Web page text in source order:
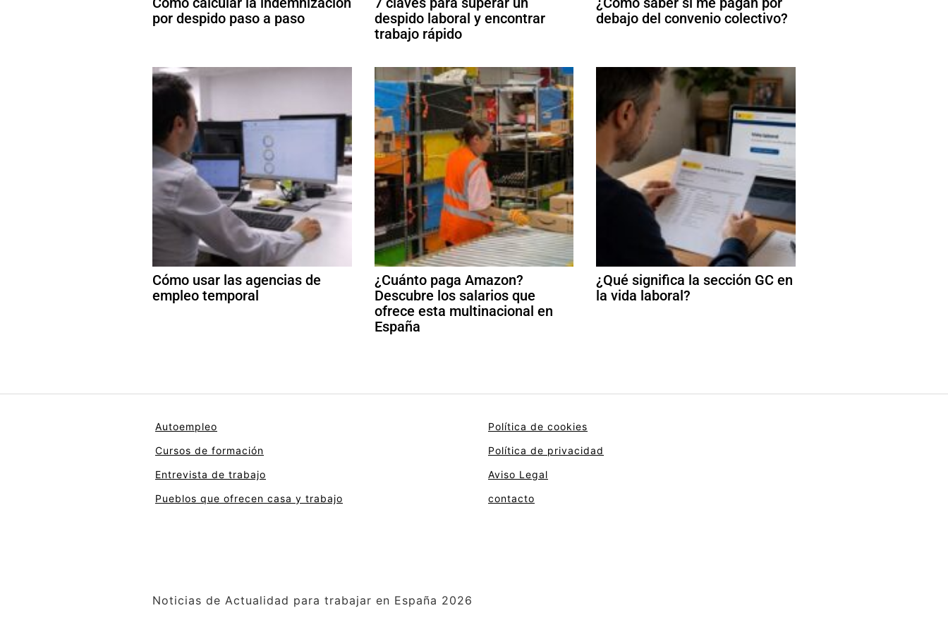
por despido paso a paso
despido laboral y encontrar
trabajo rápido
debajo del convenio colectivo?
Cómo usar las agencias de
empleo temporal
¿Cuánto paga Amazon?
Descubre los salarios que
ofrece esta multinacional en
España
¿Qué significa la sección GC en
la vida laboral?
Autoempleo
Cursos de formación
Entrevista de trabajo
Pueblos que ofrecen casa y trabajo
Política de cookies
Política de privacidad
Aviso Legal
contacto
Noticias de Actualidad para trabajar en España 2026